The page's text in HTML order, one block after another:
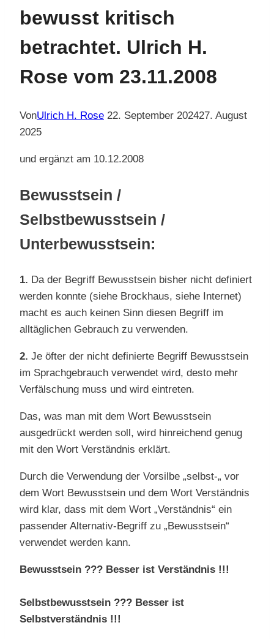
bewusst kritisch
betrachtet. Ulrich H.
Rose vom 23.11.2008
VonUlrich H. Rose 22. September 202427. August
2025
und ergänzt am 10.12.2008
Bewusstsein /
Selbstbewusstsein /
Unterbewusstsein:
1. Da der Begriff Bewusstsein bisher nicht definiert
werden konnte (siehe Brockhaus, siehe Internet)
macht es auch keinen Sinn diesen Begriff im
alltäglichen Gebrauch zu verwenden.
2. Je öfter der nicht definierte Begriff Bewusstsein
im Sprachgebrauch verwendet wird, desto mehr
Verfälschung muss und wird eintreten.
Das, was man mit dem Wort Bewusstsein
ausgedrückt werden soll, wird hinreichend genug
mit den Wort Verständnis erklärt.
Durch die Verwendung der Vorsilbe „selbst-„ vor
dem Wort Bewusstsein und dem Wort Verständnis
wird klar, dass mit dem Wort „Verständnis“ ein
passender Alternativ-Begriff zu „Bewusstsein“
verwendet werden kann.
Bewusstsein ??? Besser ist Verständnis !!!
Selbstbewusstsein ??? Besser ist
Selbstverständnis !!!